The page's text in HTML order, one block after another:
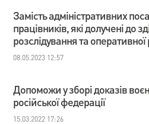
Замість адміністративних
працівників, які долучені до
розслідування та
08.05.2023 12:57
Допоможи у зборі доказів
російської федерації
15.03.2022 17:26